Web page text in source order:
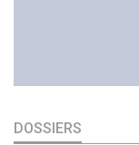
DOSSIERS